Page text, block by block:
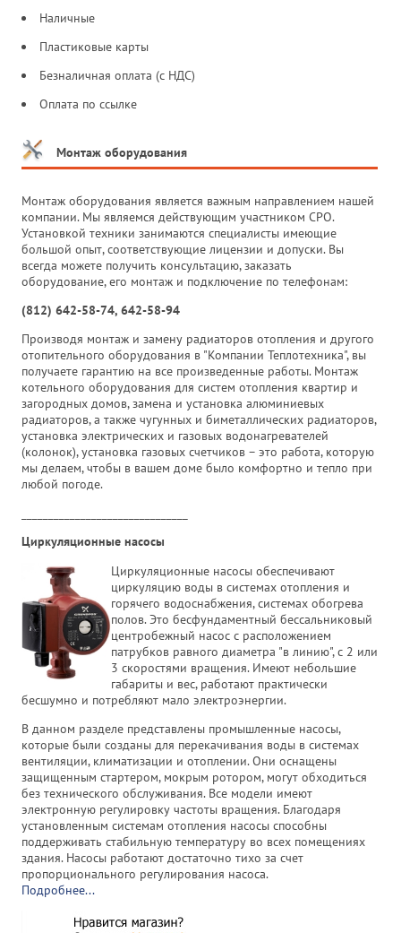
Наличные
Пластиковые карты
Безналичная оплата (с НДС)
Оплата по ссылке
Монтаж оборудования
Монтаж оборудования является важным направлением нашей
компании. Мы являемся действующим участником СРО.
Установкой техники занимаются специалисты имеющие
большой опыт, соответствующие лицензии и допуски. Вы
всегда можете получить консультацию, заказать
оборудование, его монтаж и подключение по телефонам:
(812) 642-58-74, 642-58-94
Производя монтаж и замену радиаторов отопления и другого
отопительного оборудования в "Компании Теплотехника", вы
получаете гарантию на все произведенные работы. Монтаж
котельного оборудования для систем отопления квартир и
загородных домов, замена и установка алюминиевых
радиаторов, а также чугунных и биметаллических радиаторов,
установка электрических и газовых водонагревателей
(колонок), установка газовых счетчиков – это работа, которую
мы делаем, чтобы в вашем доме было комфортно и тепло при
любой погоде.
Циркуляционные насосы
Циркуляционные насосы обеспечивают
циркуляцию воды в системах отопления и
горячего водоснабжения, системах обогрева
полов. Это бесфундаментный бессальниковый
центробежный насос с расположением
патрубков равного диаметра "в линию", с 2 или
3 скоростями вращения. Имеют небольшие
габариты и вес, работают практически
бесшумно и потребляют мало электроэнергии.
В данном разделе представлены промышленные насосы,
которые были созданы для перекачивания воды в системах
вентиляции, климатизации и отоплении. Они оснащены
защищенным стартером, мокрым ротором, могут обходиться
без технического обслуживания. Все модели имеют
электронную регулировку частоты вращения. Благодаря
установленным системам отопления насосы способны
поддерживать стабильную температуру во всех помещениях
здания. Насосы работают достаточно тихо за счет
пропорционального регулирования насоса.
Подробнее...